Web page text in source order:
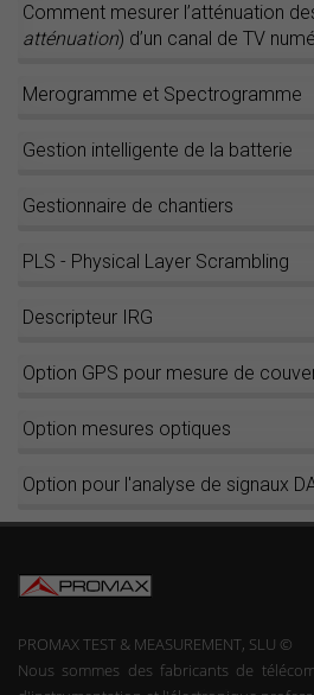
Comment mesurer l’atténuation
atténuation) d’un canal de TV
Merogramme et Spectrogramme
Gestion intelligente de la batterie
Gestionnaire de chantiers
PLS - Physical Layer Scrambling
Descripteur IRG
Option GPS pour mesure de
Option mesures optiques
Option pour l'analyse de signaux
PROMAX TEST & MEASUREMENT, SLU ©
Nous sommes des fabricants de